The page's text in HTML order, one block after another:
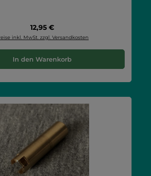
Regulärer Preis:
12,95 €
inkl. MwSt. zzgl. Versandkosten
In den Warenkorb